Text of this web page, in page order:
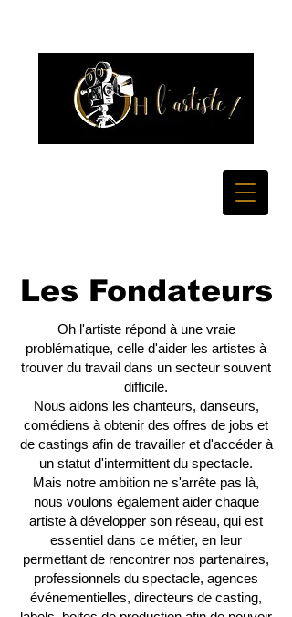
Les Fondateurs
Les Fondateurs
Oh l'artiste répond à une vraie
problématique, celle d'aider les artistes à
trouver du travail dans un secteur souvent
difficile.
Nous aidons les chanteurs, danseurs,
comédiens à obtenir des offres de jobs et
de castings afin de travailler et d'accéder à
un statut d'intermittent du spectacle.
Mais notre ambition ne s'arrête pas là,
nous voulons également aider chaque
artiste à développer son réseau, qui est
essentiel dans ce métier, en leur
permettant de rencontrer nos partenaires,
professionnels du spectacle, agences
événementielles, directeurs de casting,